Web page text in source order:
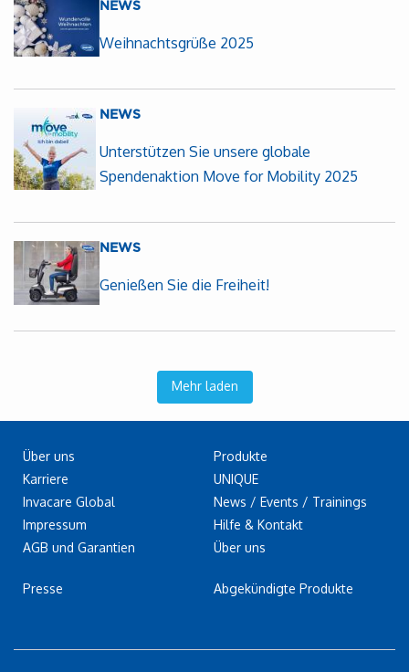
NEWS
Weihnachtsgrüße 2025
NEWS
Unterstützen Sie unsere globale
Spendenaktion Move for Mobility 2025
NEWS
Genießen Sie die Freiheit!
Mehr laden
Über uns
Karriere
Invacare Global
Impressum
AGB und Garantien
Presse
Produkte
UNIQUE
News / Events / Trainings
Hilfe & Kontakt
Über uns
Abgekündigte Produkte